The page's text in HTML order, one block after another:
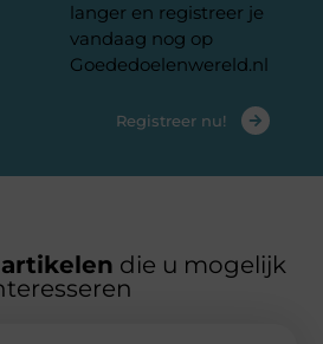
langer en registreer je
vandaag nog op
Goededoelenwereld.nl
Registreer nu!
die u mogelijk